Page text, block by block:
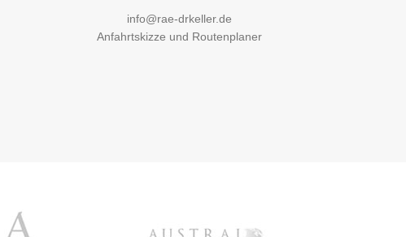
info@rae-drkeller.de
Anfahrtskizze und Routenplaner